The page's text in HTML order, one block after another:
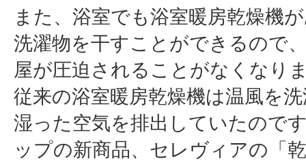
また、浴室でも浴室暖房乾燥機
洗濯物を干すことができるので
屋が圧迫されることがなくなり
従来の浴室暖房乾燥機は温風を
湿った空気を排出していたので
ップの新商品、セレヴィアの「